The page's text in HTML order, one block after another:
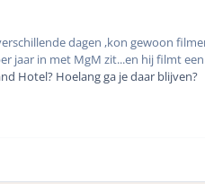
dagen ,kon gewoon
jaar in met MgM zit...en hij filmt
Hotel? Hoelang ga je daar blijven?